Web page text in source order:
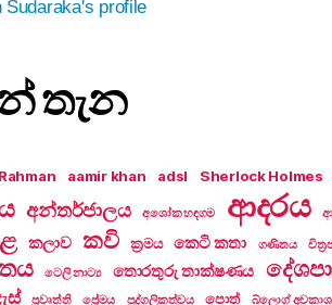
Sudaraka's profile
තැන
aamir khan adsl Sherlock Holmes
අන්තර්ජාලය අශෝක හඳගම ආදරය
කලාව කවි ක්‍රමය කෙටි කතා ගණිතය
ටෙලි නාට්‍ය තොරතුරු තාක්ෂණය
ප්‍රවෘත්ති ප්‍රේමය පුද්ගලිකත්වය පොත් බ්ලොග්